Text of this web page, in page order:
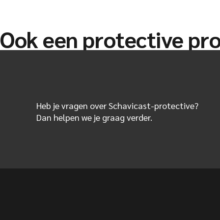
Ook een protective
Heb je vragen over Schavicast-protective?
Dan helpen we je graag verder.